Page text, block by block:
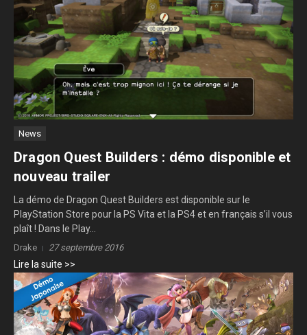
News
Dragon Quest Builders : démo disponible et
nouveau trailer
La démo de Dragon Quest Builders est disponible sur le
PlayStation Store pour la PS Vita et la PS4 et en français s’il vous
plaît ! Dans le Play...
Drake 27 septembre 2016
Lire la suite >>